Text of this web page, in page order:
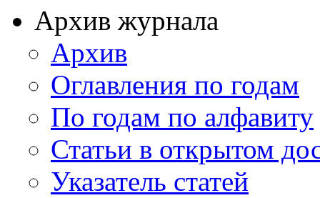
Архив журнала
Архив
Оглавления по годам
По годам по алфавиту
Статьи в открытом
Указатель статей